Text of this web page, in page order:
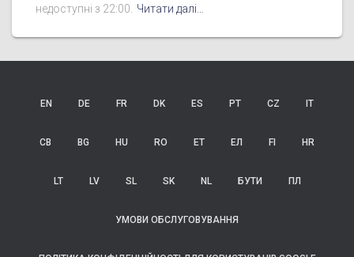
недоступні з 22:00.
Читати далі…
EN DE FR DK ES PT CZ IT
СВ BG HU RO ET ЕЛ FI HR
LT LV SL SK NL БУТИ ПЛ
УМОВИ ОБСЛУГОВУВАННЯ